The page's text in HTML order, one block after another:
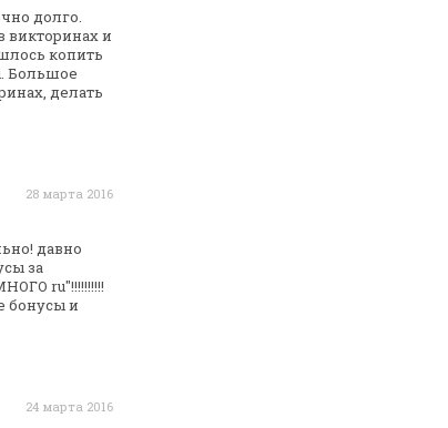
долго.
викторинах и
копить
Большое
делать
28 марта 2016
давно
за
ru"!!!!!!!!!!
бонусы и
24 марта 2016